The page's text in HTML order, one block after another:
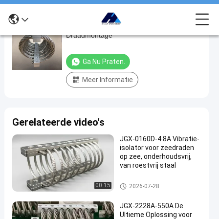
Wasmachine
trillingsisolatoren
Draadmontage
2024-
07-24
515
Meningen
Trillingsdemper
#
Demping
van de
isolatie
van
draadtouw
#
trillingsdemper
Wasmachine trillingsisolatoren
Draadmontage
Ga Nu Praten.
Meer Informatie
Gerelateerde video's
00:15
JGX-0160D-4.8A Vibratie-
isolator voor zeedraden
op zee, onderhoudsvrij,
van roestvrij staal
De Trillingsisolator van de dra
adkabel
2026-07-28
JGX-2228A-550A De
Ultieme Oplossing voor